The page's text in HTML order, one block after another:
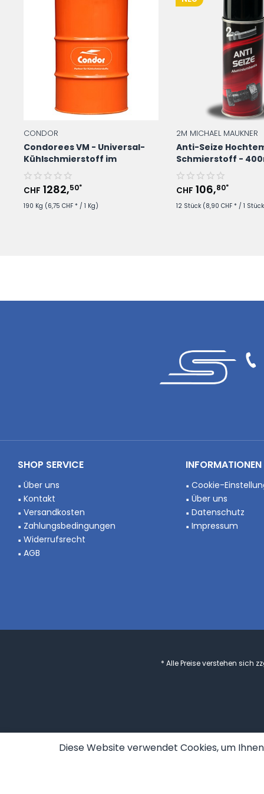
CONDOR
Condorees VM - Universal-
Kühlschmierstoff im
190Kg/Fass
CHF 1282,50*
190 Kg (6,75 CHF * / 1 Kg)
2M MICHAEL MAUKNER
Anti-Seize
Schmierstoff -
Spraydose
CHF 106,80*
12 Stück (8,90 CHF * / 1
SHOP SERVICE
Über uns
Kontakt
Versandkosten
Zahlungsbedingungen
Widerrufsrecht
AGB
INFORMATIONEN
Cookie-
Über uns
Datenschutz
Impressum
* Alle Preise verstehen sich
Diese Website verwendet Cookies, um